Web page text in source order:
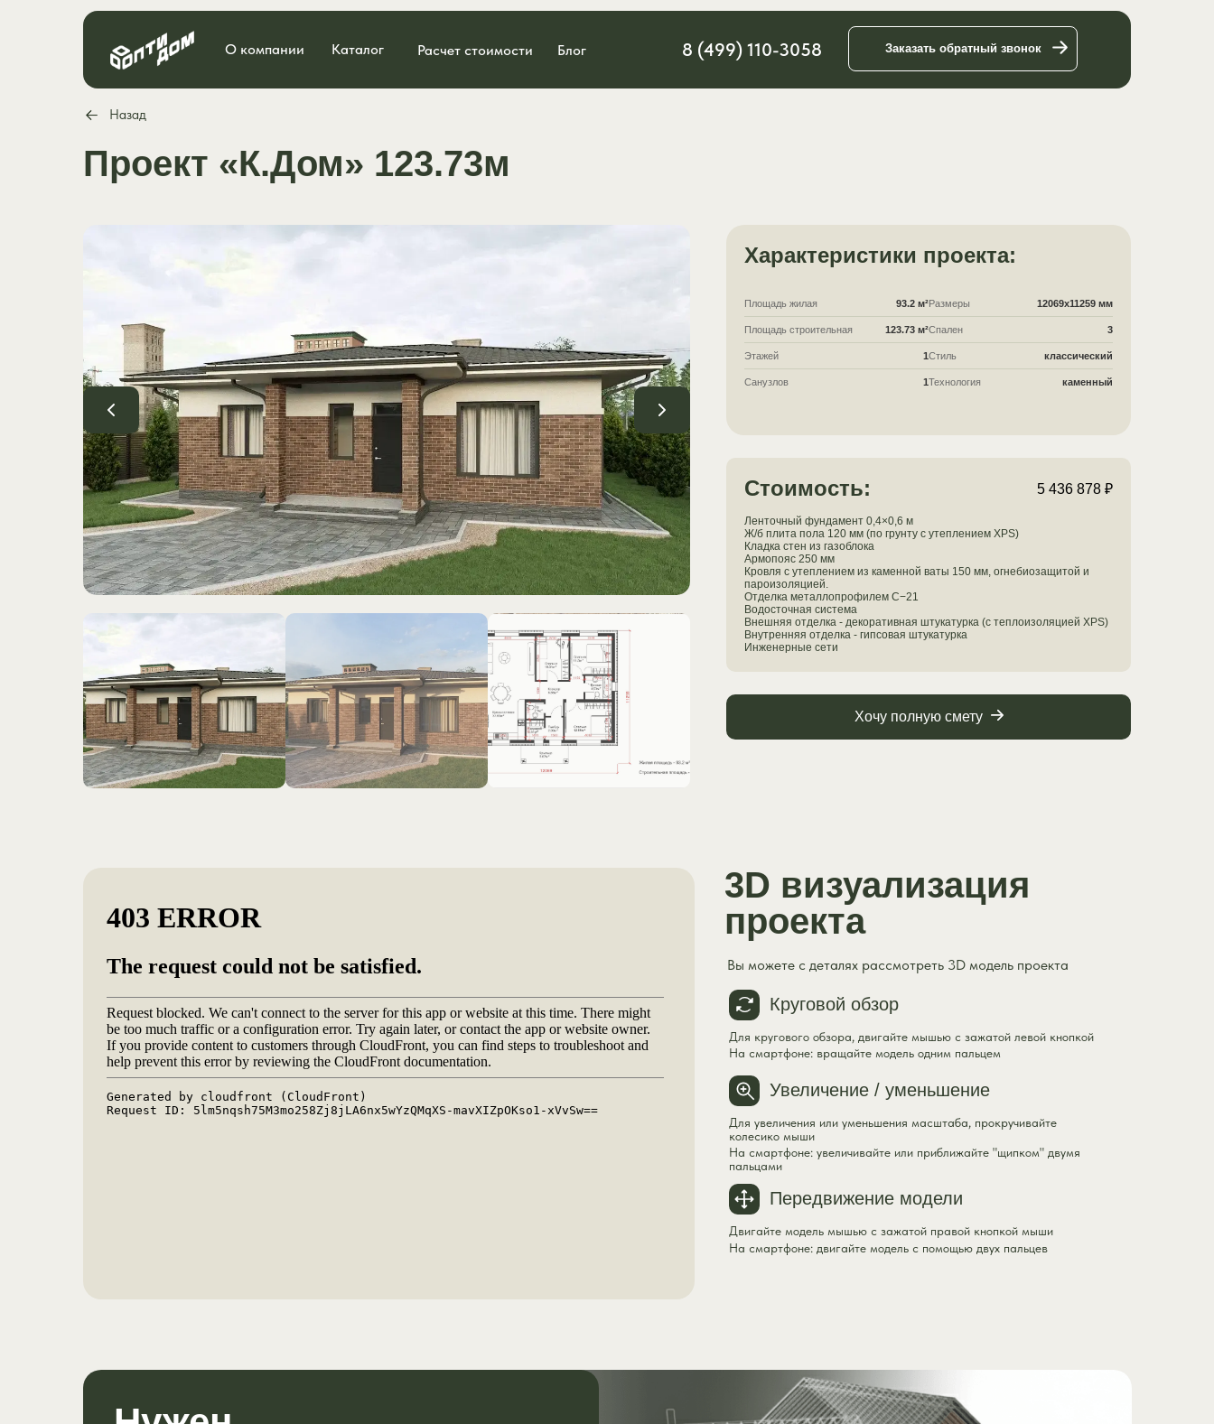
О компании Каталог Расчет стоимости Блог 8 (499) 110-3058 Заказать обратный звонок
Назад
Проект «К.Дом» 123.73м
Характеристики проекта:
Площадь жилая 93.2 м²
Площадь строительная 123.73 м²
Этажей 1
Санузлов 1
Размеры 12069x11259 мм
Спален 3
Стиль классический
Технология каменный
Стоимость: 5 436 878 ₽
Ленточный фундамент 0,4×0,6 м
Ж/б плита пола 120 мм (по грунту с утеплением XPS)
Кладка стен из газоблока
Армопояс 250 мм
Кровля с утеплением из каменной ваты 150 мм, огнебиозащитой и
пароизоляцией.
Отделка металлопрофилем С−21
Водосточная система
Внешняя отделка - декоративная штукатурка (с теплоизоляцией XPS)
Внутренняя отделка - гипсовая штукатурка
Инженерные сети
Хочу полную смету
3D визуализация
проекта
Вы можете с деталях рассмотреть 3D модель проекта
Передвижение модели
На смартфоне: двигайте модель с помощью двух пальцев
Двигайте модель мышью с зажатой правой кнопкой мыши
Увеличение / уменьшение
На смартфоне: увеличивайте или приближайте "щипком" двумя
пальцами
Для увеличения или уменьшения масштаба, прокручивайте
колесико мыши
Круговой обзор
На смартфоне: вращайте модель одним пальцем
Для кругового обзора, двигайте мышью с зажатой левой кнопкой